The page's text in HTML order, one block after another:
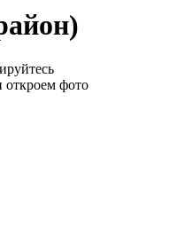
откроем фото